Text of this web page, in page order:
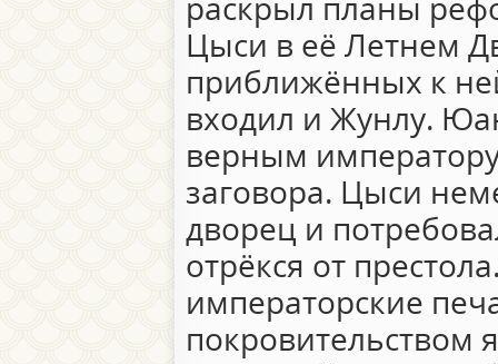
Цыси в её Летнем
приближённых к
входил и Жунлу.
верным
заговора. Цыси
дворец и
отрёкся от
императорские
покровительством